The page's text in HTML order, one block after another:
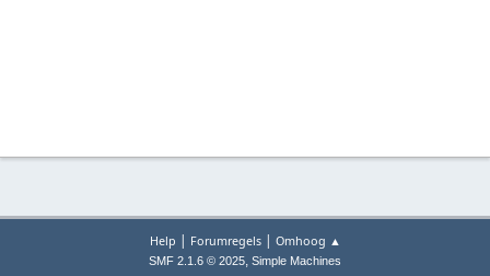
Help | Forumregels| Omhoog ▲
SMF 2.1.6 © 2025, Simple Machines